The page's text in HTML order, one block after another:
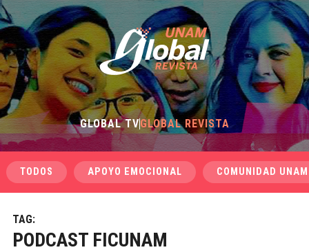
GLOBAL TVGLOBAL REVISTA
TODOS APOYO EMOCIONAL COMUNIDAD UNAM
TAG:
PODCAST FICUNAM